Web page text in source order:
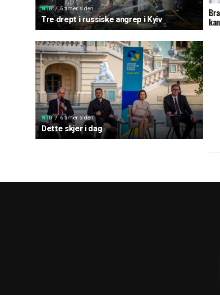
NTB 6 timer siden
Tre drept i russiske angrep i Kyiv
NTB 6 timer siden
Dette skjer i dag